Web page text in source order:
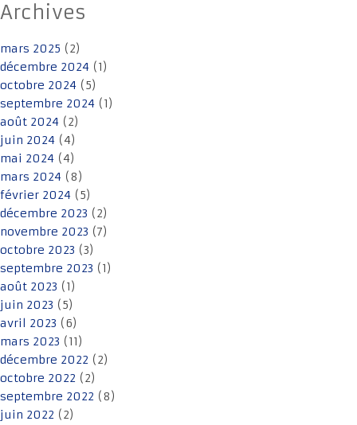
Archives
mars 2025 (2)
décembre 2024 (1)
octobre 2024 (5)
septembre 2024 (1)
août 2024 (2)
juin 2024 (4)
mai 2024 (4)
mars 2024 (8)
février 2024 (5)
décembre 2023 (2)
novembre 2023 (7)
octobre 2023 (3)
septembre 2023 (1)
août 2023 (1)
juin 2023 (5)
avril 2023 (6)
mars 2023 (11)
décembre 2022 (2)
octobre 2022 (2)
septembre 2022 (8)
juin 2022 (2)